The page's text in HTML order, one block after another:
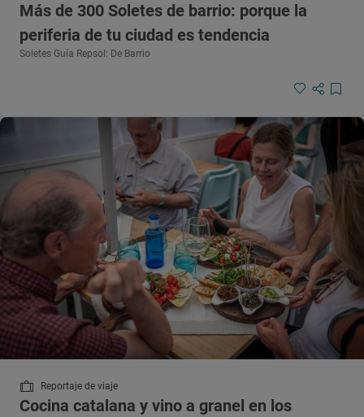
Más de 300 Soletes de barrio: porque la
periferia de tu ciudad es tendencia
Soletes Guía Repsol: De Barrio
Reportaje de viaje
Cocina catalana y vino a granel en los